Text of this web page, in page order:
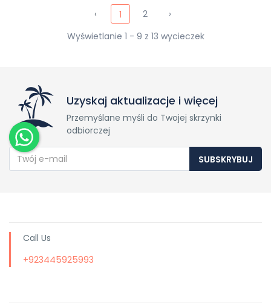
‹ 1 2
›
Wyświetlanie 1 - 9 z 13 wycieczek
Uzyskaj aktualizacje i więcej
Przemyślane myśli do Twojej skrzynki
odbiorczej
SUBSKRYBUJ
Call Us
+923445925993